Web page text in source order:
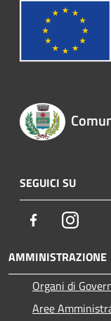
SEGUICI SU
Facebook
AMMINISTRAZIONE
Organi di
Aree